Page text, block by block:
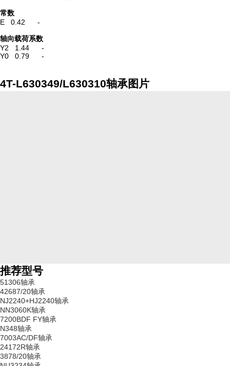
常数
E 0.42 -
轴向载荷系数
Y2 1.44 -
Y0 0.79 -
4T-L630349/L630310轴承图片
推荐型号
51306轴承
42687/20轴承
NJ2240+HJ2240轴承
NN3060K轴承
7200BDF FY轴承
N348轴承
7003AC/DF轴承
24172R轴承
3878/20轴承